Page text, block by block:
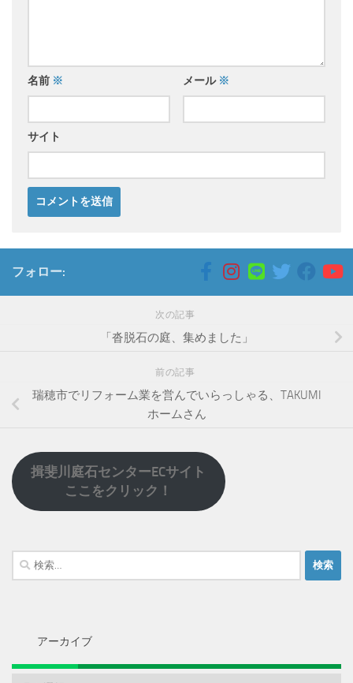
名前 ※ メール ※
サイト
フォロー:
次の記事
「沓脱石の庭、集めました」
前の記事
瑞穂市でリフォーム業を営んでいらっしゃる、TAKUMI
ホームさん
揖斐川庭石センターECサイト
ここをクリック！
検
索:
アーカイブ